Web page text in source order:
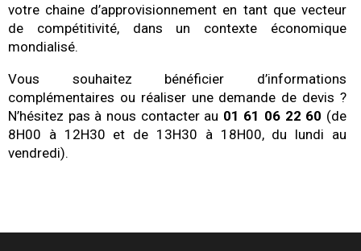
votre chaine d’approvisionnement en tant que vecteur
de compétitivité, dans un contexte économique
mondialisé.
Vous souhaitez bénéficier d’informations
complémentaires ou réaliser une demande de devis ?
N’hésitez pas à nous contacter au 01 61 06 22 60 (de
8H00 à 12H30 et de 13H30 à 18H00, du lundi au
vendredi).